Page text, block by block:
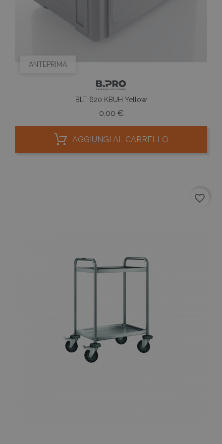
ANTEPRIMA
BLT 620 KBUH Yellow
0,00 €Prezzo
AGGIUNGI AL CARRELLO
favorite_border